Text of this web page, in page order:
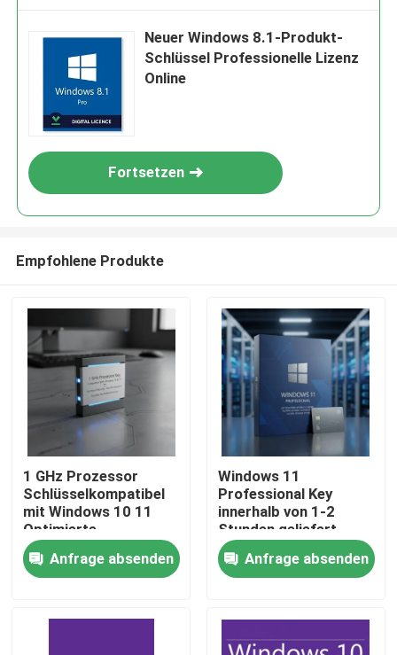
Zu Hause
Neuer Windows 8.1-Produkt-
Schlüssel Professionelle Lizenz
Online
Fortsetzen
Empfohlene Produkte
1 GHz Prozessor
Schlüsselkompatibel
mit Windows 10 11
Optimierte
Sicherheitsfunktionen
Reibungsloser Betrieb
Geeignet für Profis
Anfrage absenden
Windows 11
Professional Key
innerhalb von 1-2
Stunden geliefert
Sofortige echte
Aktivierung Windows-
Plattform sicherer
Anfrage absenden